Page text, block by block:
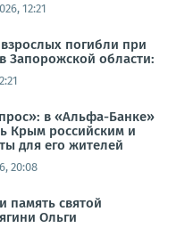
12:21
погибли при
Запорожской области:
в «Альфа-Банке»
Крым российским и
для его жителей
20:08
память святой
Ольги